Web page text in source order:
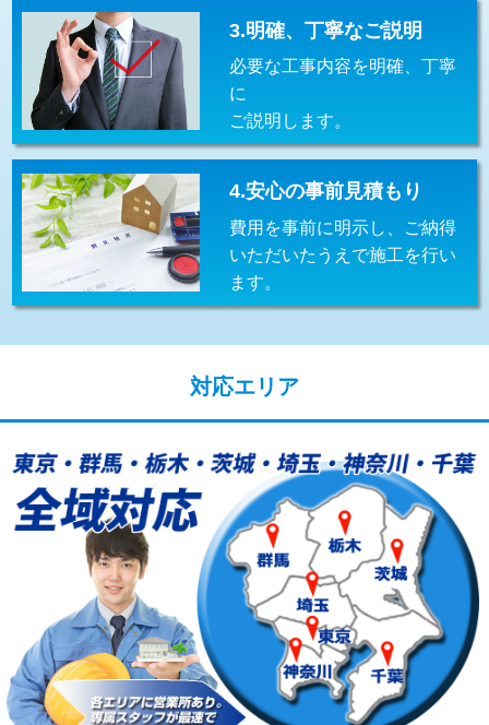
交換・取付（その他部品） 11,000円+材料費
持込商品取付（単水栓） 13,200円
持込商品取付（混合水栓） 16,500円
持込商品取付（浄水器・分岐水栓） 16,500円
給水管工事※（ホール加工) 16,500円
給水管工事※（バンド止め) 3,300円
給水管工事※（支持金具設置)
業)
給水管工事※（塩ビ管（VP・HI）使
用/3ｍまで)
33,000円
給水管工事※（塩ビ管（VP・HI）使
用（追加）/3ｍ超え)
+8,800円
給水管工事※（ライニング鋼管・銅
管・ポリ管・HT管使用/3ｍまで)
44,000円
給水管工事※（ライニング鋼管・銅
管・ポリ管・HT管使用/3ｍ超え)
+8,800円
3.明確、丁寧なご説明
必要な工事内容を明確、丁寧
に
ご説明します。
4.安心の事前見積もり
費用を事前に明示し、ご納得
いただいたうえで施工を行い
ます。
対応エリア